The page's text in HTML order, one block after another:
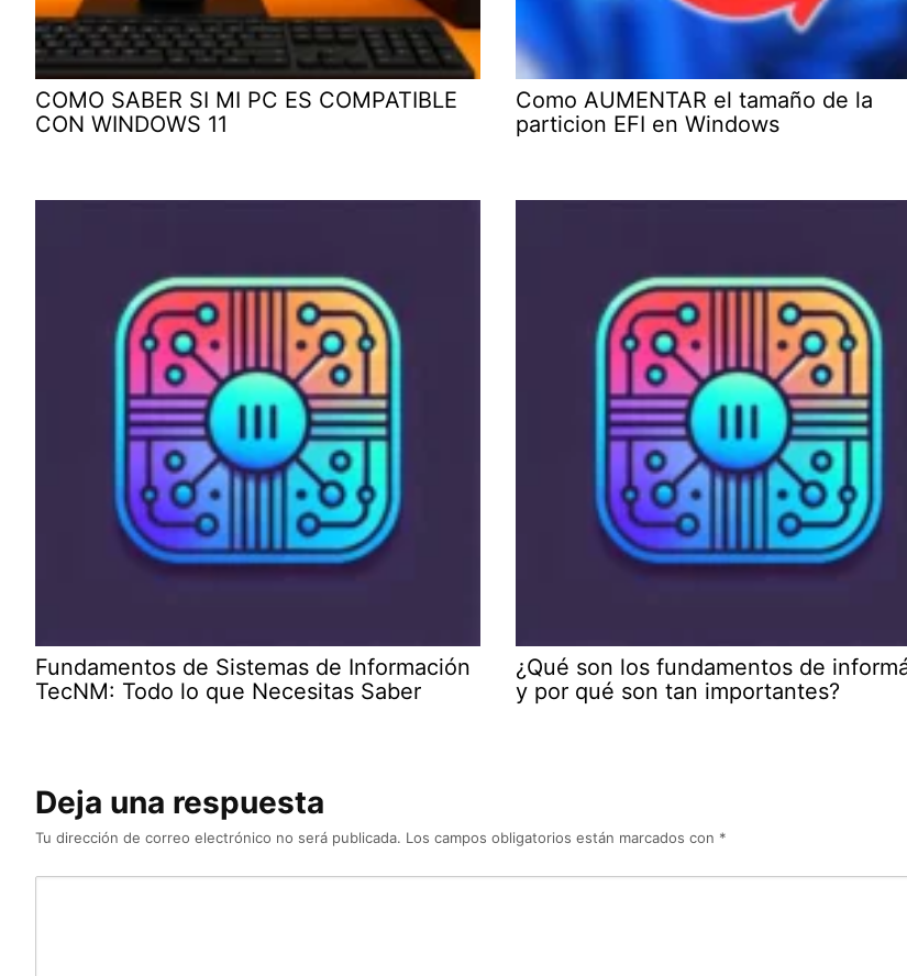
COMO SABER SI MI PC ES COMPATIBLE
CON WINDOWS 11
Como AUMENTAR el tamaño de la
particion EFI en Windows
Fundamentos de Sistemas de Información
TecNM: Todo lo que Necesitas Saber
¿Qué son los fundamentos de
y por qué son tan importantes?
Deja una respuesta
Tu dirección de correo electrónico no será publicada. Los campos obligatorios están marcados con *